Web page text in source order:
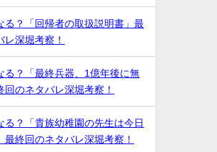
る？「回帰者の取扱説明書」最
レ深堀考察！
る？「最終兵器、1億年後に無
回のネタバレ深堀考察！
る？「貴族幼稚園の先生は今日
最終回のネタバレ深堀考察！